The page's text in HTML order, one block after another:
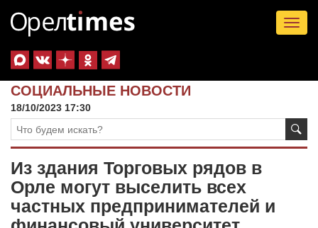
СОЦИАЛЬНЫЕ НОВОСТИ
18/10/2023 17:30
Из здания Торговых рядов в
Орле могут выселить всех
частных предпринимателей и